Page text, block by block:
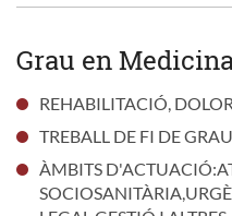
Grau en
REHABILITACIÓ,
TREBALL DE FI DE GRAU
ÀMBITS